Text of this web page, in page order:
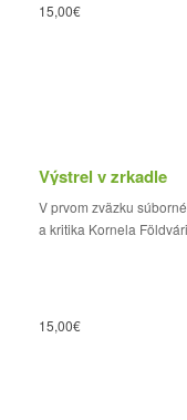
15,00€
Výstrel v zrkadle
V prvom zväzku
a kritika Kornela
15,00€